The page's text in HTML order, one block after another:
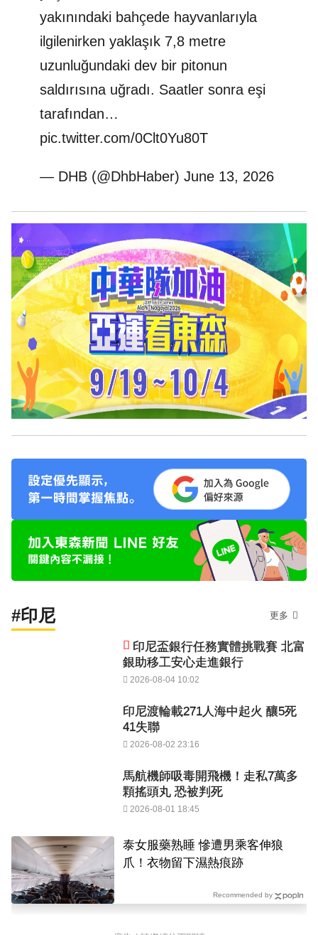
yakınındaki bahçede hayvanlarıyla
ilgilenirken yaklaşık 7,8 metre
uzunluğundaki dev bir pitonun
saldırısına uğradı. Saatler sonra eşi
tarafından…
pic.twitter.com/0Clt0Yu80T
— DHB (@DhbHaber) June 13, 2026
#印尼 更多
印尼盃銀行任務實體挑戰賽 北富
銀助移工安心走進銀行
2026-08-04 10:02
印尼渡輪載271人海中起火 釀5死
41失聯
2026-08-02 23:16
馬航機師吸毒開飛機！走私7萬多
顆搖頭丸 恐被判死
2026-08-01 18:45
泰女服藥熟睡 慘遭男乘客伸狼
爪！衣物留下濕熱痕跡
Recommended by